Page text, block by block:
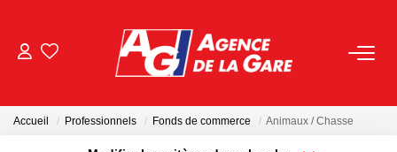
Accueil Professionnels Fonds de commerce Animaux / Chasse